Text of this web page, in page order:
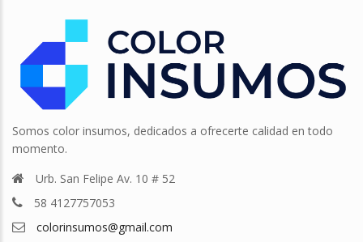
Somos color insumos, dedicados a ofrecerte calidad en todo
momento.
Urb. San Felipe Av. 10 # 52
58 4127757053
colorinsumos@gmail.com